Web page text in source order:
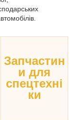
Запчастин
и для
спецтехні
ки